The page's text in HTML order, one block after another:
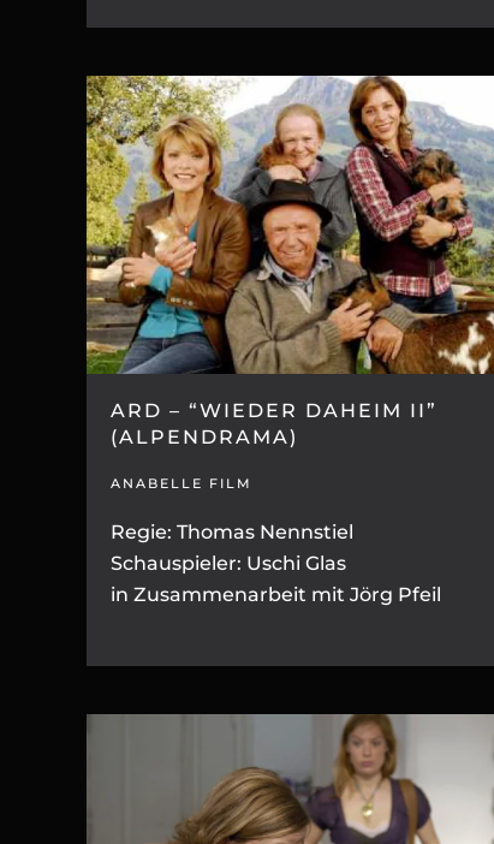
ARD – “WIEDER DAHEIM II”
(ALPENDRAMA)
ANABELLE FILM
Regie: Thomas Nennstiel
Schauspieler: Uschi Glas
in Zusammenarbeit mit Jörg Pfeil